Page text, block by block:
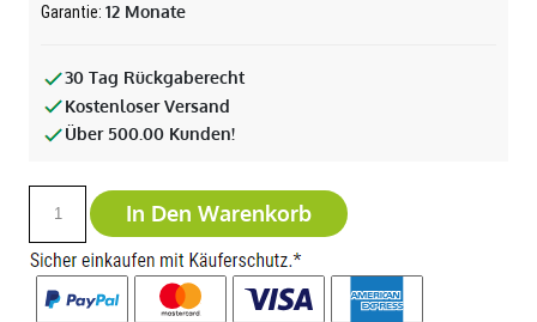
Garantie: 12 Monate
30 Tag Rückgaberecht
Kostenloser Versand
Über 500.00 Kunden!
In Den Warenkorb